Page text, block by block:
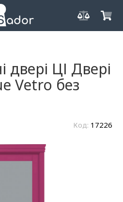
двері ЦІ Двері
Vetro без
Код: 17226